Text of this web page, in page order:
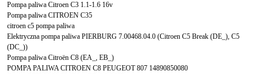
Pompa paliwa Citroen C3 1.1-1.6 16v
Pompa paliwa CITROEN C35
citroen c5 pompa paliwa
Elektryczna pompa paliwa PIERBURG 7.00468.04.0 (Citroen C5 Break (DE_), C5
(DC_))
Pompa paliwa Citroën C8 (EA_, EB_)
POMPA PALIWA CITROEN C8 PEUGEOT 807 14890850080